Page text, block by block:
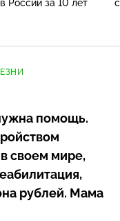
России за 10 лет
помощь.
своем мире,
рублей. Мама